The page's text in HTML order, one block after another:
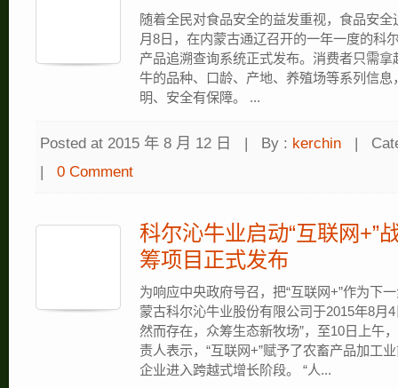
随着全民对食品安全的益发重视，食品安
月8日，在内蒙古通辽召开的一年一度的科
产品追溯查询系统正式发布。消费者只需
牛的品种、口龄、产地、养殖场等系列信
明、安全有保障。 ...
Posted at 2015 年 8 月 12 日 | By : kerchin |
|
0 Comment
科尔沁牛业启动“互联网+”
筹项目正式发布
为响应中央政府号召，把“互联网+”作为下
蒙古科尔沁牛业股份有限公司于2015年8月
然而存在，众筹生态新牧场”，至10日上午
责人表示，“互联网+”赋予了农畜产品加工
企业进入跨越式增长阶段。 “人...